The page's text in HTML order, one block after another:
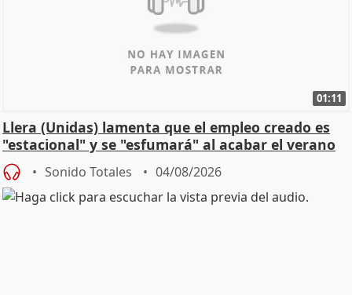
01:11
Llera (Unidas) lamenta que el empleo creado es
"estacional" y se "esfumará" al acabar el verano
Sonido Totales 04/08/2026